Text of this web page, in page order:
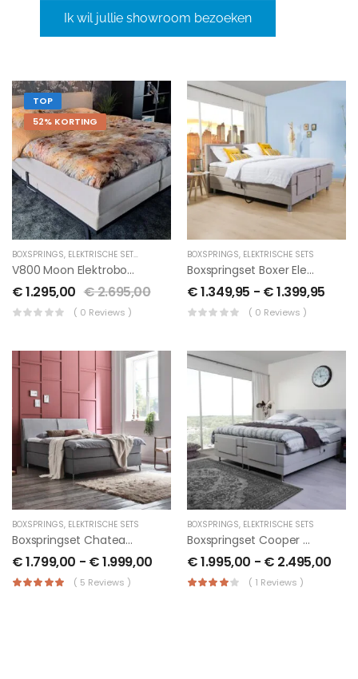
Ik wil jullie showroom bezoeken
TOP
52% KORTING
BOXSPRINGS, ELEKTRISCHE SETS
V800 Moon Elektroboxspringset 180/200 Kompleet LAATSTE SHOWROOM WEG = WEG
€1.295,00 €2.695,00
( 0 Reviews )
BOXSPRINGS, ELEKTRISCHE SETS
Boxspringset Boxer Elektrisch
€1.349,95 - €1.399,95
( 0 Reviews )
BOXSPRINGS, ELEKTRISCHE SETS
Boxspringset Chateau – Incl Topper
€1.799,00 - €1.999,00
( 5 Reviews )
BOXSPRINGS, ELEKTRISCHE SETS
Boxspringset Cooper Deluxe
€1.995,00 - € 2.495,00
( 1 Reviews )